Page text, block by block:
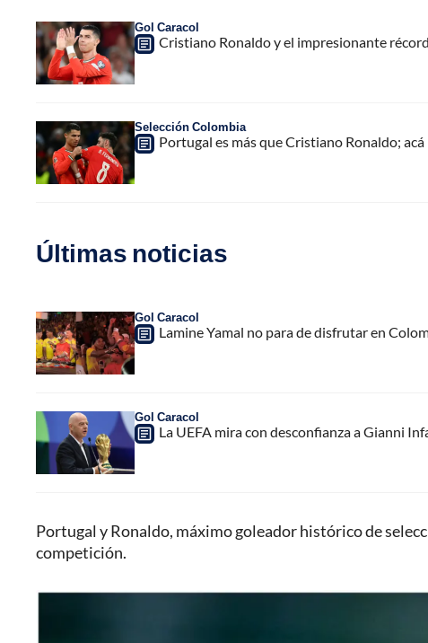
Gol Caracol
Cristiano Ronaldo y el impresionante
Selección Colombia
Portugal es más que Cristiano Ronaldo;
Últimas noticias
Gol Caracol
Lamine Yamal no para de disfrutar en
Gol Caracol
La UEFA mira con desconfianza a Gianni
Portugal y Ronaldo, máximo goleador histórico de
competición.